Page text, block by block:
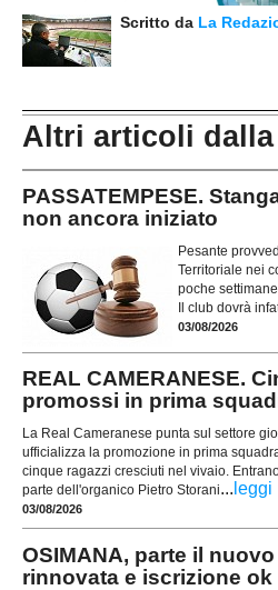
Scritto da La
Altri articoli
PASSATEMPESE.
non ancora iniziato
Pesante
Territoriale nei
poche
Il club dovrà
03/08/2026
REAL CAMERANESE.
promossi in prima
La Real Cameranese punta sul settore
ufficializza la promozione in prima
cinque ragazzi cresciuti nel vivaio.
parte dell'organico Pietro Storani... leggi
03/08/2026
OSIMANA, parte il
rinnovata e iscrizione ok